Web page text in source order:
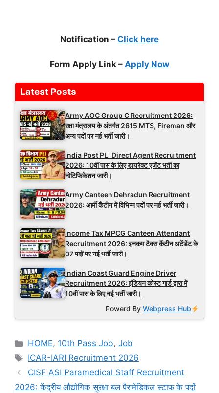
Notification – Click here
Form Apply Link – Apply Now
Latest Posts
Army AOC Group C Recruitment 2026:
रक्षा मंत्रालय के अंतर्गत 2615 MTS, Fireman और
अन्य पदों पर नई भर्ती जारी।
India Post PLI Direct Agent Recruitment
2026: 10वीं पास के लिए डायरेक्ट एजेंट भर्ती का
नोटिफिकेशन जारी।
Army Canteen Dehradun Recruitment
2026: आर्मी कैंटीन में विभिन्न पदों पर नई भर्ती जारी।
Income Tax MPCG Canteen Attendant
Recruitment 2026: इनकम टैक्स कैंटीन अटेंडेंट के
07 पदों पर नई भर्ती जारी।
Indian Coast Guard Engine Driver
Recruitment 2026: इंडियन कोस्ट गार्ड द्वारा में
10वीं पास के लिए नई भर्ती जारी।
Powerd ByWebpress Hub
Categories
HOME, 10th Pass Job,Job
Tags
ICAR-IARI Recruitment 2026
CISF ASI Paramedical Staff Recruitment
2026: केंद्रीय औद्योगिक सुरक्षा बल पैरामेडिकल स्टाफ के पदों